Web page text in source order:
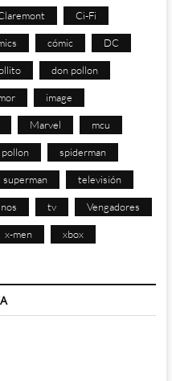
Ci-Fi
cómic DC
don pollon
image
Marvel mcu
pollon spiderman
superman televisión
tv Vengadores
x-men xbox